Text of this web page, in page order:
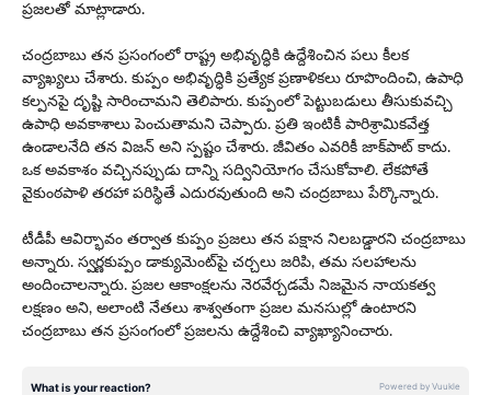
ప్రజలతో మాట్లాడారు.
చంద్రబాబు తన ప్రసంగంలో రాష్ట్ర అభివృద్ధికి ఉద్దేశించిన పలు కీల‌క
వ్యాఖ్య‌లు చేశారు. కుప్పం అభివృద్ధికి ప్రత్యేక ప్రణాళికలు రూపొందించి, ఉపాధి
కల్పనపై దృష్టి సారించామ‌ని తెలిపారు. కుప్పంలో పెట్టుబడులు తీసుకువచ్చి
ఉపాధి అవకాశాలు పెంచుతామని చెప్పారు. ప్రతి ఇంటికీ పారిశ్రామికవేత్త
ఉండాలనేది త‌న విజన్ అని స్పష్టం చేశారు. జీవితం ఎవరికీ జాక్‌పాట్ కాదు.
ఒక అవకాశం వచ్చినప్పుడు దాన్ని సద్వినియోగం చేసుకోవాలి. లేకపోతే
వైకుంఠపాళి తరహా పరిస్థితే ఎదురవుతుంది అని చంద్రబాబు పేర్కొన్నారు.
టీడీపీ ఆవిర్భావం తర్వాత కుప్పం ప్రజలు త‌న‌ పక్షాన నిలబడ్డారని చంద్ర‌బాబు
అన్నారు. స్వ‌ర్ణ‌కుప్పం డాక్యుమెంట్‌పై చర్చలు జరిపి, తమ సలహాలను
అందించాలన్నారు. ప్రజల ఆకాంక్షలను నెరవేర్చడమే నిజమైన నాయకత్వ
లక్షణం అని, అలాంటి నేతలు శాశ్వతంగా ప్రజల మనసుల్లో ఉంటారని
చంద్రబాబు తన ప్రసంగంలో ప్రజలను ఉద్దేశించి వ్యాఖ్యానించారు.